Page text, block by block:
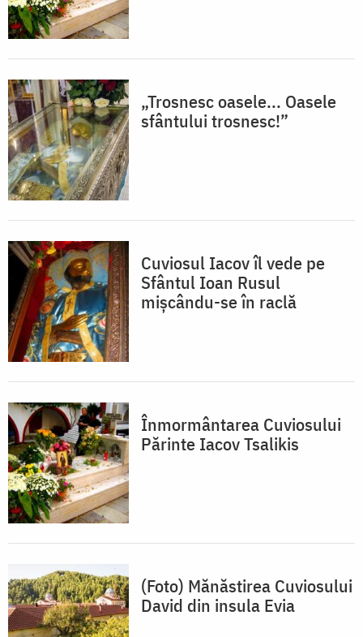
„Trosnesc oasele... Oasele
sfântului trosnesc!”
Cuviosul Iacov îl vede pe
Sfântul Ioan Rusul
mișcându-se în raclă
Înmormântarea Cuviosului
Părinte Iacov Tsalikis
(Foto) Mănăstirea Cuviosului
David din insula Evia